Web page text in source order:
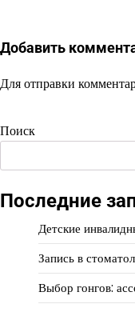
Добавить
Для отправки
Поиск
Последние
Детские
Запись в
Выбор гонгов: